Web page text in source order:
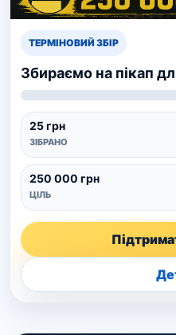
ТЕРМІНОВИЙ ЗБІР
Збираємо на пікап
25 грн
ЗІБРАНО
250 000 грн
ЦІЛЬ